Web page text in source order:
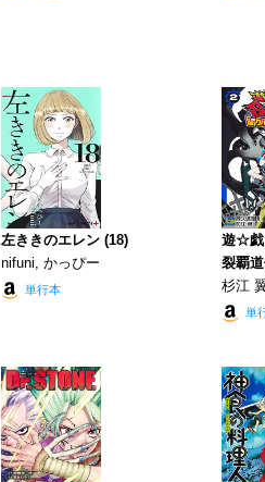
左ききのエレン (18)
nifuni, かっぴー
単行本
遊☆戯
裂覇
杉江
単